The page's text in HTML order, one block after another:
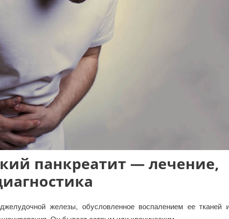
панкреатит — лечение,
железы, обусловленное воспалением ее тканей